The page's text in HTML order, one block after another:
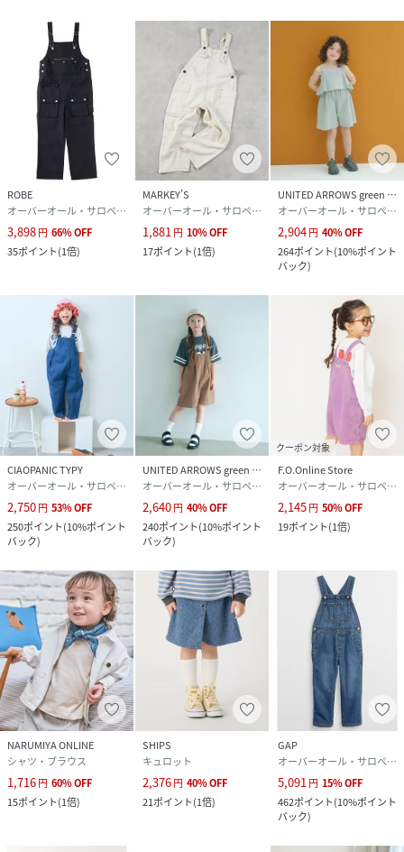
ROBE
オーバーオール・サロペット
3,898円 66%OFF
35ポイント(1倍)
MARKEY’S
オーバーオール・サロペット
1,881円 10%OFF
17ポイント(1倍)
UNITED ARROWS green label relaxing
オーバーオール・サロペット
2,904円 40%OFF
264ポイント(10%ポイント
バック)
CIAOPANIC TYPY
オーバーオール・サロペット
2,750円 53%OFF
250ポイント(10%ポイント
バック)
UNITED ARROWS green label relaxing
オーバーオール・サロペット
2,640円 40%OFF
240ポイント(10%ポイント
バック)
クーポン対象
F.O.Online Store
オーバーオール・サロペット
2,145円 50%OFF
19ポイント(1倍)
NARUMIYA ONLINE
シャツ・ブラウス
1,716円 60%OFF
15ポイント(1倍)
SHIPS
キュロット
2,376円 40%OFF
21ポイント(1倍)
GAP
オーバーオール・サロペット
5,091 円 15%OFF
462ポイント(10%ポイント
バック)